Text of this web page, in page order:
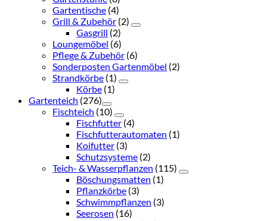
Gartentische (4)
Grill & Zubehör (2)
Gasgrill (2)
Loungemöbel (6)
Pflege & Zubehör (6)
Sonderposten Gartenmöbel (2)
Strandkörbe (1)
Körbe (1)
Gartenteich (276)
Fischteich (10)
Fischfutter (4)
Fischfutterautomaten (1)
Koifutter (3)
Schutzsysteme (2)
Teich- & Wasserpflanzen (115)
Böschungsmatten (1)
Pflanzkörbe (3)
Schwimmpflanzen (3)
Seerosen (16)